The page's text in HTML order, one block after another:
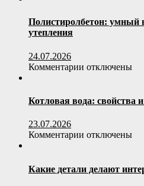
выбрать
офисное
нагрузке
Полистиролбетон: умный
утепления
24.07.2026
Комментарии к
умный
выбор
и
отключены
Котловая вода: свойства
23.07.2026
Комментарии к
вода:
свойства
отключены
Какие детали делают